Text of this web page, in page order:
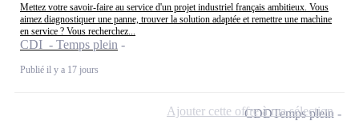
Mettez votre savoir-faire au service d'un projet industriel français ambitieux. Vous
aimez diagnostiquer une panne, trouver la solution adaptée et remettre une machine
en service ? Vous recherchez...
CDI - Temps plein
Publié il y a 17 jours
CDDTemps plein
Ajouter cette offre à ma sélection